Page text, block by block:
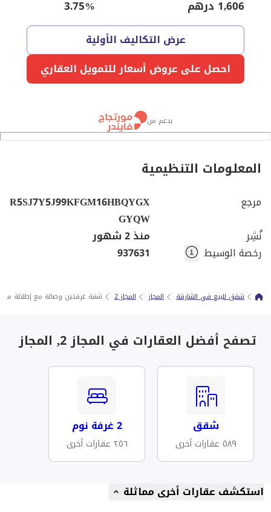
1,606 درهم 3.75%
عرض التكاليف الأولية
احصل على عروض أسعار للتمويل العقاري
بدعم من
المعلومات التنظيمية
مرجع
R5SJ7Y5J99KFGM16HBQYGX
GYQW
نُشِر
منذ 2 شهور
رخصة الوسيط
937631
شقق للبيع في الشارقة المجاز المجاز 2 شقة غرفتين وصالة مع إطلالة
تصفح أفضل العقارات في المجاز 2, المجاز
شقق
٥٨٩ عقارات أخرى
2 غرفة نوم
٢٥٦ عقارات أخرى
استكشف عقارات أخرى مماثلة